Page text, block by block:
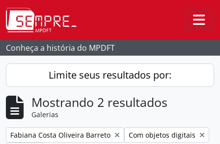
Skip to main content
Conheça a história do MPDFT
Limite seus resultados por:
Mostrando 2 resultados
Galerias
Remover filtro:
Fabiana Costa Oliveira Barreto Remover filtro:
Com objetos digitais